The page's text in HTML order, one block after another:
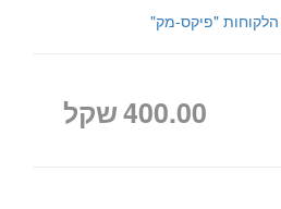
הלקוחות "פיקס-מק"
400.00שקל